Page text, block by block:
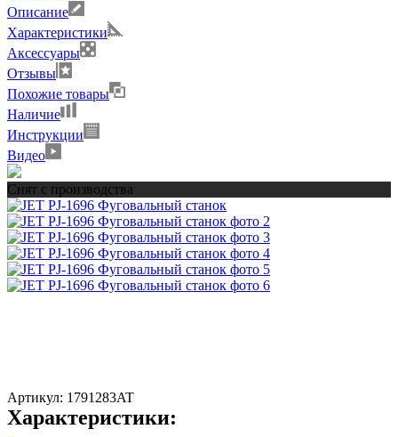
Описание
Характеристики
Аксессуары
Отзывы
Похожие товары
Наличие
Инструкции
Видео
Снят с производства
Артикул: 1791283AT
Характеристики: